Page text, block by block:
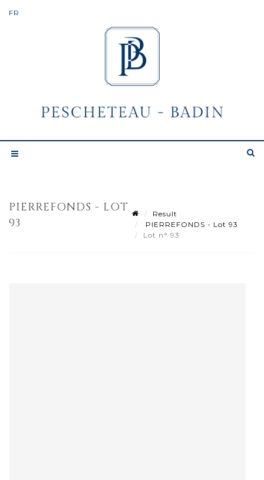
PIERREFONDS - LOT
93
Result
PIERREFONDS - Lot 93
Lot n° 93